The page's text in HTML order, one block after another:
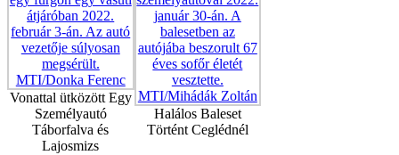
Vonattal ütközött Egy
Személyautó
Táborfalva és
Lajosmizs
Halálos Baleset
Történt Ceglédnél